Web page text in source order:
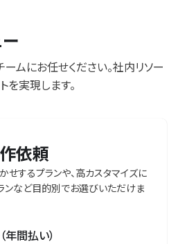
ムにお任せください。社内リソー
を実現します。
依頼
せするプランや、高カスタマイズに
ンなど目的別でお選びいただけま
年間払い）